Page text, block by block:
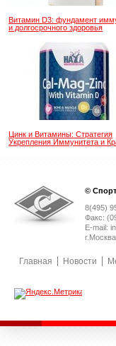
Витамин D3: фундамент
и долгосрочного здоровья
Цинк и Витамины: Стратегия
Укрепления Иммунитета и
©
8(495)
Факс:
E-mail:
Главная Новости